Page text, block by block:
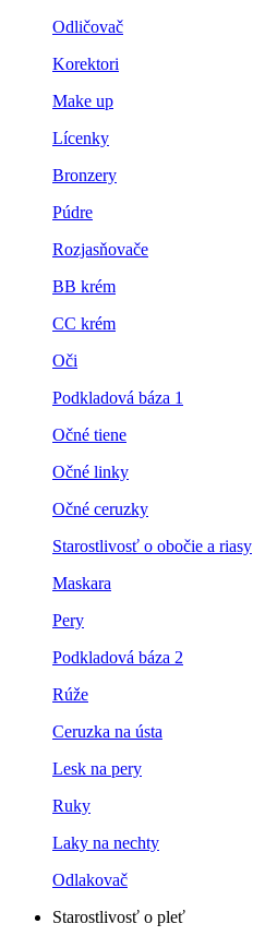
Odličovač
Korektori
Make up
Lícenky
Bronzery
Púdre
Rozjasňovače
BB krém
CC krém
Oči
Podkladová báza 1
Očné tiene
Očné linky
Očné ceruzky
Starostlivosť o obočie a riasy
Maskara
Pery
Podkladová báza 2
Rúže
Ceruzka na ústa
Lesk na pery
Ruky
Laky na nechty
Odlakovač
Starostlivosť o pleť